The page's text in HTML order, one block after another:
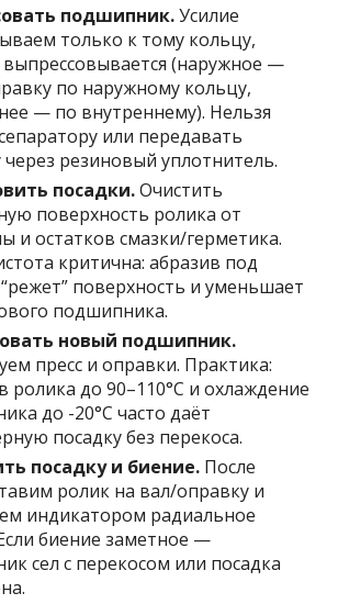
подшипник.Усилие
только к тому кольцу,
(наружное —
по наружному кольцу,
— по внутреннему). Нельзя
или передавать
через резиновый уплотнитель.
посадки.Очистить
поверхность ролика от
и остатков смазки/герметика.
критична: абразив под
поверхность и уменьшает
подшипника.
новый подшипник.
пресс и оправки. Практика:
ролика до 90–110°C и охлаждение
до -20°C часто даёт
посадку без перекоса.
посадку и биение. После
ролик на вал/оправку и
индикатором радиальное
биение заметное —
сел с перекосом или посадка